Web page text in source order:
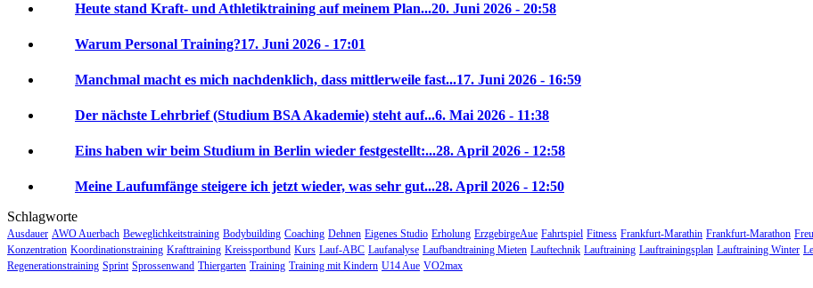
Heute stand Kraft- und Athletiktraining auf meinem Plan...20. Juni 2026 - 20:58
Warum Personal Training?17. Juni 2026 - 17:01
Manchmal macht es mich nachdenklich, dass mittlerweile fast...17. Juni 2026 - 16:59
Der nächste Lehrbrief (Studium BSA Akademie) steht auf...6. Mai 2026 - 11:38
Eins haben wir beim Studium in Berlin wieder festgestellt:...28. April 2026 - 12:58
Meine Laufumfänge steigere ich jetzt wieder, was sehr gut...28. April 2026 - 12:50
Schlagworte
Ausdauer AWO Auerbach Beweglichkeitstraining Bodybuilding Coaching Dehnen Eigenes Studio Erholung ErzgebirgeAue Fahrtspiel Fitness Frankfurt-Marathin Frankfurt-Marathon
Konzentration Koordinationstraining Krafttraining Kreissportbund Kurs Lauf-ABC Laufanalyse Laufbandtraining Mieten Lauftechnik Lauftraining Lauftrainingsplan Lauftraining Winter
Regenerationstraining Sprint Sprossenwand Thiergarten Training Training mit Kindern U14 Aue VO2max